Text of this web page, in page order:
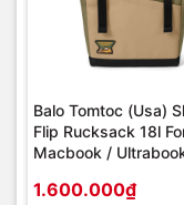
Balo Tomtoc (Usa)
Flip Rucksack 18l
Macbook /
1.600.000₫